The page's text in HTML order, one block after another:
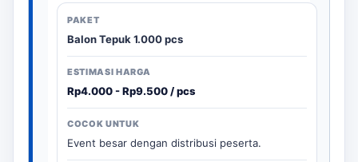
Balon Tepuk 1.000 pcs
Rp4.000 - Rp9.500 / pcs
Event besar dengan distribusi peserta.